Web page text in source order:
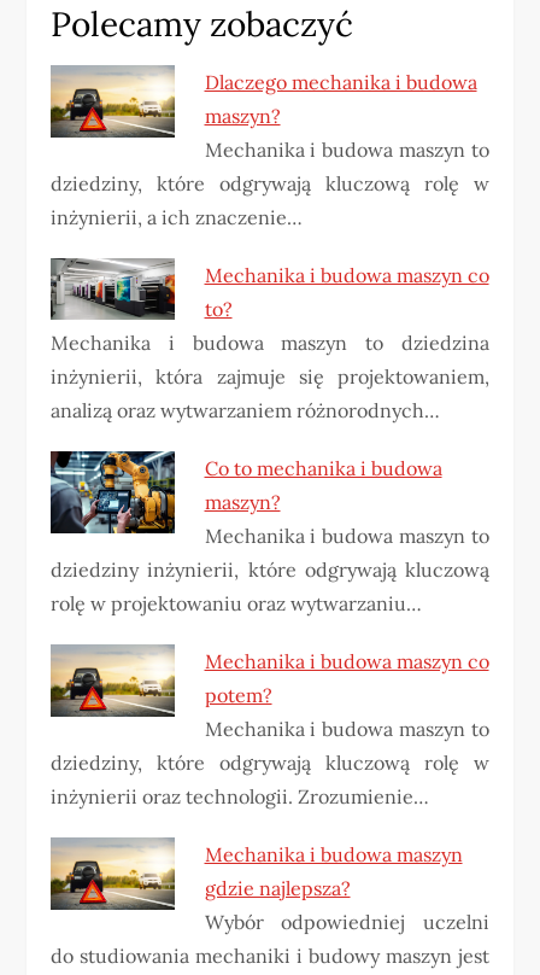
Polecamy zobaczyć
Dlaczego mechanika i budowa
maszyn?
Mechanika i budowa maszyn to
dziedziny, które odgrywają kluczową rolę w
inżynierii, a ich znaczenie…
Mechanika i budowa maszyn co
to?
Mechanika i budowa maszyn to dziedzina
inżynierii, która zajmuje się projektowaniem,
analizą oraz wytwarzaniem różnorodnych…
Co to mechanika i budowa
maszyn?
Mechanika i budowa maszyn to
dziedziny inżynierii, które odgrywają kluczową
rolę w projektowaniu oraz wytwarzaniu…
Mechanika i budowa maszyn co
potem?
Mechanika i budowa maszyn to
dziedziny, które odgrywają kluczową rolę w
inżynierii oraz technologii. Zrozumienie…
Mechanika i budowa maszyn
gdzie najlepsza?
Wybór odpowiedniej uczelni
do studiowania mechaniki i budowy maszyn jest